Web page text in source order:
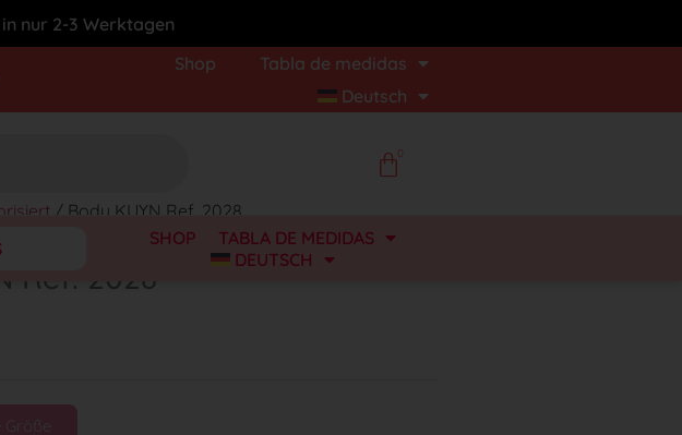
nur 2-3 Werktagen
Shop
Tabla de medidas
Deutsch
SHOP
TABLA DE MEDIDAS
DEUTSCH
/ Body KUYN Ref. 2028
Ref. 2028